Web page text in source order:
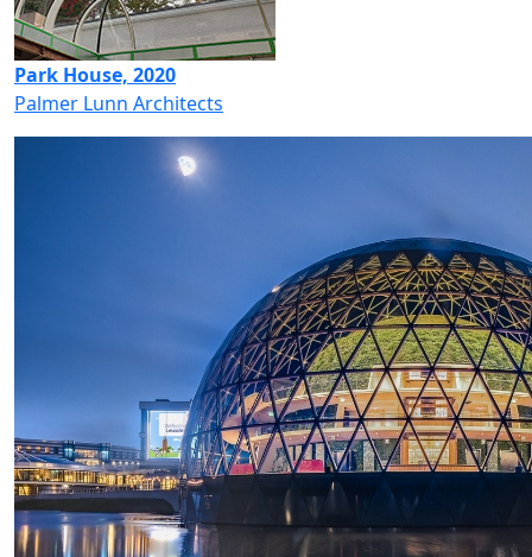
Park House, 2020
Palmer Lunn Architects